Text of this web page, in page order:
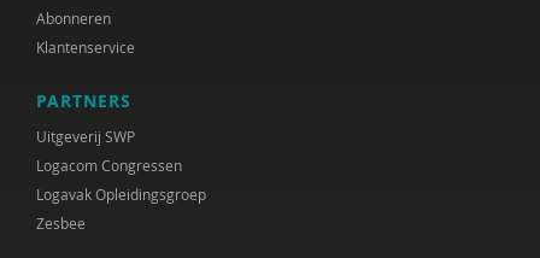
Mariëtte van den Hoven
Bea Jongsma
Yildiz Karadag
Ruudje Kea
Abonneren
Klantenservice
PARTNERS
Uitgeverij SWP
Logacom Congressen
Logavak Opleidingsgroep
Zesbee